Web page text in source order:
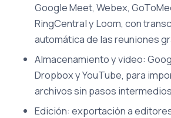
Google Meet, Webex,
RingCentral y Loom, con
automática de las reuniones
Almacenamiento y video:
Dropbox y YouTube, para
archivos sin pasos
Edición: exportación a